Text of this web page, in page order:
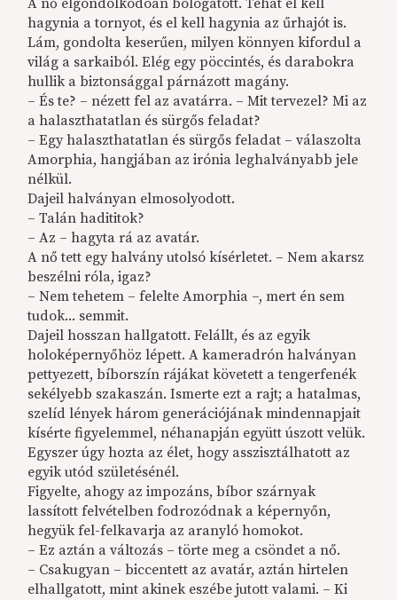
A nő elgondolkodóan bólogatott. Tehát el kell
hagynia a tornyot, és el kell hagynia az űrhajót is.
Lám, gondolta keserűen, milyen könnyen kifordul a
világ a sarkaiból. Elég egy pöccintés, és darabokra
hullik a biztonsággal párnázott magány.
– És te? – nézett fel az avatárra. – Mit tervezel? Mi az
a halaszthatatlan és sürgős feladat?
– Egy halaszthatatlan és sürgős feladat – válaszolta
Amorphia, hangjában az irónia leghalványabb jele
nélkül.
Dajeil halványan elmosolyodott.
– Talán hadititok?
– Az – hagyta rá az avatár.
A nő tett egy halvány utolsó kísérletet. – Nem akarsz
beszélni róla, igaz?
– Nem tehetem – felelte Amorphia –, mert én sem
tudok... semmit.
Dajeil hosszan hallgatott. Felállt, és az egyik
holoképernyőhöz lépett. A kameradrón halványan
pettyezett, bíborszín rájákat követett a tengerfenék
sekélyebb szakaszán. Ismerte ezt a rajt; a hatalmas,
szelíd lények három generációjának mindennapjait
kísérte figyelemmel, néhanapján együtt úszott velük.
Egyszer úgy hozta az élet, hogy asszisztálhatott az
egyik utód születésénél.
Figyelte, ahogy az impozáns, bíbor szárnyak
lassított felvételben fodrozódnak a képernyőn,
hegyük fel-felkavarja az aranyló homokot.
– Ez aztán a változás – törte meg a csöndet a nő.
– Csakugyan – biccentett az avatár, aztán hirtelen
elhallgatott, mint akinek eszébe jutott valami. – Ki